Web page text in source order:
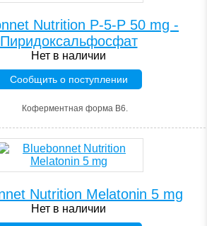
Nutrition P-5-P 50 mg -
Пиридоксальфосфат
Нет в наличии
Сообщить о поступлении
Коферментная форма B6.
Nutrition Melatonin 5 mg
Нет в наличии